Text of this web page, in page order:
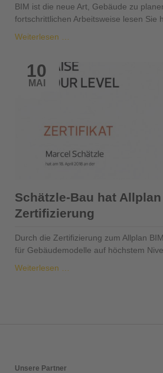
BIM ist die neue Art, Gebäude zu
fortschrittlichen Arbeitsweise lesen Sie
Weiterlesen …
realisiert
BIM-
Projekt
10
MAI
Schätzle-Bau hat
Zertifizierung
Durch die Zertifizierung zum Allplan
für Gebäudemodelle auf höchstem
Weiterlesen …
Unsere Partner